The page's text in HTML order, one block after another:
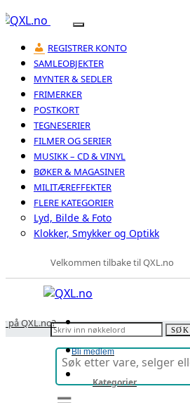
REGISTRER KONTO
SAMLEOBJEKTER
MYNTER & SEDLER
FRIMERKER
POSTKORT
TEGNESERIER
FILMER OG SERIER
MUSIKK – CD & VINYL
BØKER & MAGASINER
MILITÆREFFEKTER
FLERE KATEGORIER
Lyd, Bilde & Foto
Klokker, Smykker og Optikk
Velkommen tilbake til QXL.no
på QXL.no?
Bli medlem
Kategorier
Søk etter: SØK